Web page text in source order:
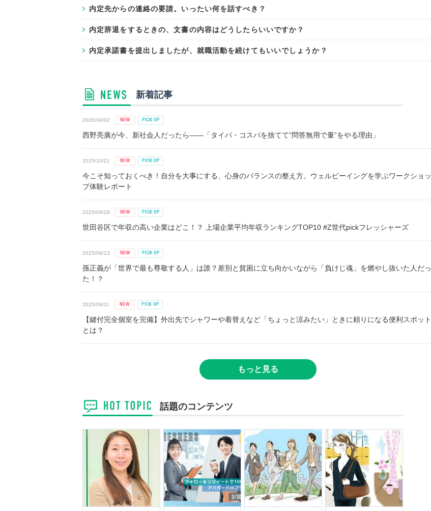
内定先からの連絡の要請。いったい何を話すべき？
内定辞退をするときの、文書の内容はどうしたらいいですか？
内定承諾書を提出しましたが、就職活動を続けてもいいでしょうか？
新着記事
2026/04/02
西野亮廣が今、新社会人だったら――「タイパ・コスパを捨てて“問答無用で量”をやる理由」
2025/10/21
今こそ知っておくべき！自分を大事にする、心身のバランスの整え方。ウェルビーイングを学ぶワークショッ
プ体験レポート
2025/09/29
世田谷区で年収の高い企業はどこ！？ 上場企業平均年収ランキングTOP10 #Z世代pickフレッシャーズ
2025/09/13
孫正義が「世界で最も尊敬する人」は誰？差別と貧困に立ち向かいながら「負けじ魂」を燃やし抜いた人だっ
た！？
2025/08/11
【鍵付完全個室を完備】外出先でシャワーや着替えなど「ちょっと涼みたい」ときに頼りになる便利スポット
とは？
もっと見る
話題のコンテンツ